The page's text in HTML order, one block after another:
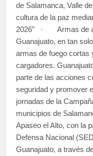
de Salamanca, Valle
cultura de la paz
2026” · Armas de
Guanajuato, en tan
armas de fuego cortas
cargadores.
parte de las acciones
seguridad y promover
jornadas de la
municipios de
Apaseo el Alto, con la
Defensa Nacional
Guanajuato, a través